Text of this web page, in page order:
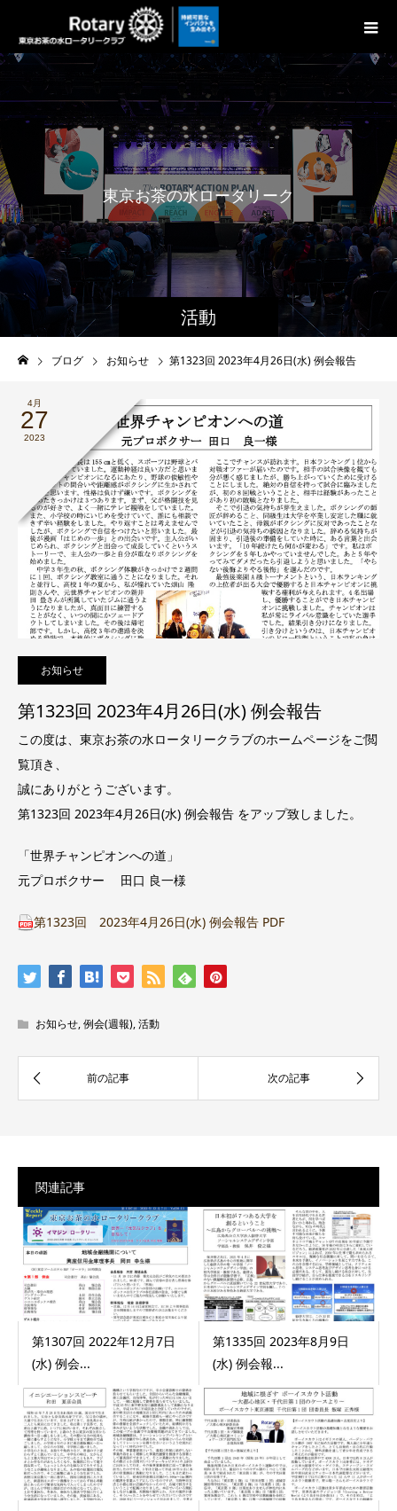
活動
東 京お茶の水ロータリー クラ ブ
ブログ お知らせ 第1323回 2023年4月26日(水) 例会報告
4月
27
2023
お知らせ
第1323回 2023年4月26日(水) 例会報告
この度は、東京お茶の水ロータリークラブのホームページをご閲
覧頂き、
誠にありがとうございます。
第1323回 2023年4月26日(水) 例会報告 をアップ致しました。
「世界チャンピオンへの道」
元プロボクサー 田口 良一様
第1323回 2023年4月26日(水) 例会報告 PDF
お知らせ,例会(週報),活動
関連記事
第1307回 2022年12月7日
(水) 例会...
第1335回 2023年8月9日
(水) 例会報...